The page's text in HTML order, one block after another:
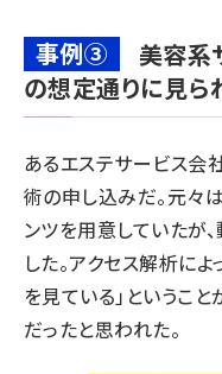
事例③
美容系
の想定通りに見ら
あるエステサービス会
術の申し込みだ。元々
ンツを用意していたが
した。アクセス解析に
を見ている」というこ
だったと思われた。